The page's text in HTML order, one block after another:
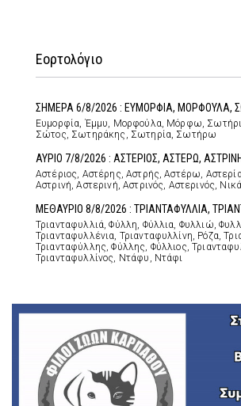
Εορτολόγιο
ΣΗΜΕΡΑ 6/8/2026 : ΕΥΜΟΡΦΙΑ, ΜΟΡΦΟΥΛΑ,
Ευμορφία, Έμμυ, Μορφούλα, Μόρφω,
Σώτος, Σωτηράκης, Σωτηρία, Σωτήρω
ΑΥΡΙΟ 7/8/2026 : ΑΣΤΕΡΙΟΣ, ΑΣΤΕΡΩ,
Αστέριος, Αστέρης, Αστρής, Αστέρω,
Αστρινή, Αστερινή, Αστρινός, Αστερινός,
ΜΕΘΑΥΡΙΟ 8/8/2026 : ΤΡΙΑΝΤΑΦΥΛΛΙΑ,
Τριανταφυλλιά, Φύλλη, Φύλλια, Φυλλιώ,
Τριανταφυλλένια, Τριανταφυλλίνη, Ρόζα,
Τριανταφύλλης, Φύλλης, Φύλλιος,
Τριανταφυλλίνος, Ντάφυ, Ντάφι